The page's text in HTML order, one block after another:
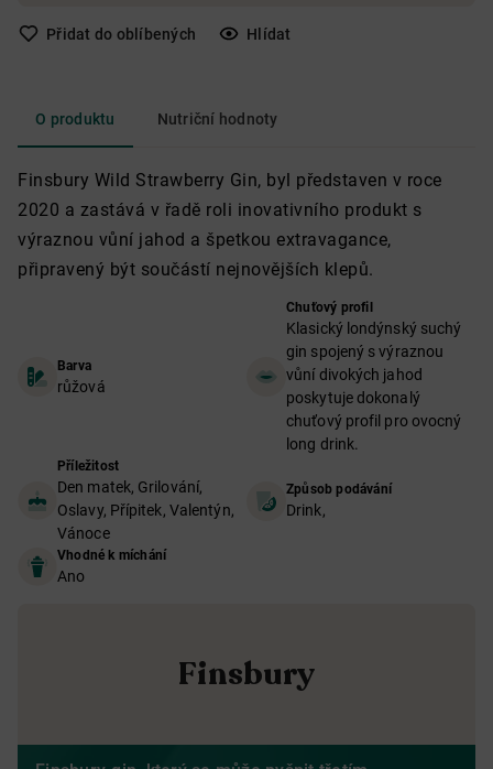
Přidat do oblíbených Hlídat
O produktu Nutriční hodnoty
Finsbury Wild Strawberry Gin, byl představen v roce
2020 a zastává v řadě roli inovativního produkt s
výraznou vůní jahod a špetkou extravagance,
připravený být součástí nejnovějších klepů.
Barva
růžová
Chuťový profil
Klasický londýnský suchý
gin spojený s výraznou
vůní divokých jahod
poskytuje dokonalý
chuťový profil pro ovocný
long drink.
Příležitost
Den matek, Grilování,
Oslavy, Přípitek, Valentýn,
Vánoce
Způsob podávání
Drink,
Vhodné k míchání
Ano
Finsbury